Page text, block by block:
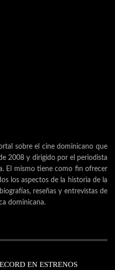
sobre el cine dominicano que
2008 y dirigido por el periodista
El mismo tiene como fin ofrecer
los aspectos de la historia de la
reseñas y entrevistas de
dominicana.
EN ESTRENOS